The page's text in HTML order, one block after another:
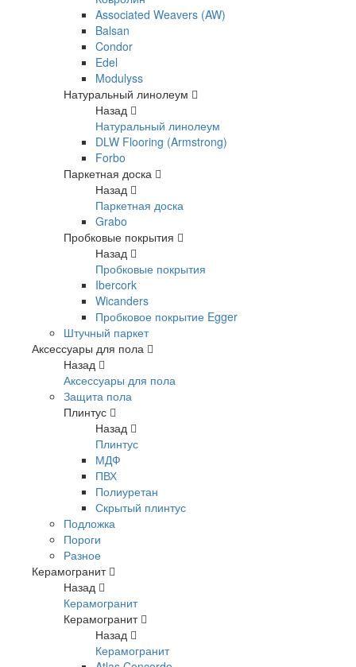
Associated Weavers (AW)
Balsan
Condor
Edel
Modulyss
Натуральный линолеум
Назад
Натуральный линолеум
DLW Flooring (Armstrong)
Forbo
Паркетная доска
Назад
Паркетная доска
Grabo
Пробковые покрытия
Назад
Пробковые покрытия
Ibercork
Wicanders
Пробковое покрытие Egger
Штучный паркет
Аксессуары для пола
Назад
Аксессуары для пола
Защита пола
Плинтус
Назад
Плинтус
МДФ
ПВХ
Полиуретан
Скрытый плинтус
Подложка
Пороги
Разное
Керамогранит
Назад
Керамогранит
Керамогранит
Назад
Керамогранит